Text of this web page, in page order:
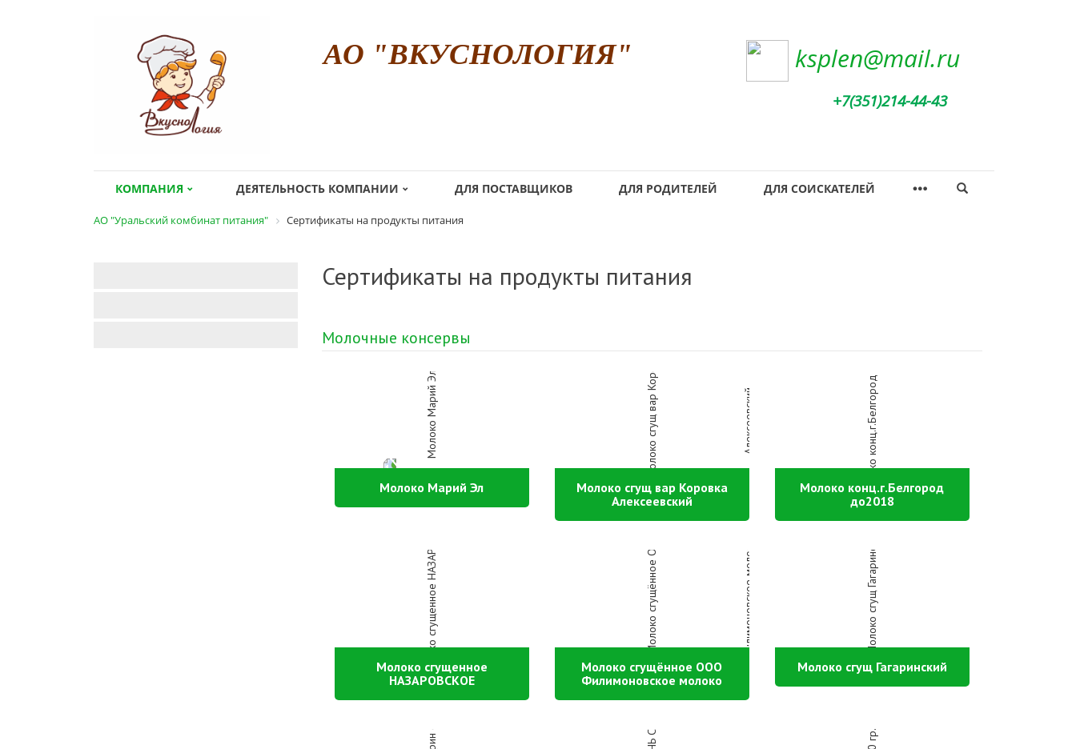
АО "ВКУСНОЛОГИЯ" ksplen@mail.ru
+7(351)214-44-43
КОМПАНИЯ ДЕЯТЕЛЬНОСТЬ КОМПАНИИ ДЛЯ ПОСТАВЩИКОВ ДЛЯ РОДИТЕЛЕЙ ДЛЯ СОИСКАТЕЛЕЙ
АО "Уральский комбинат питания" Сертификаты на продукты питания
Сертификаты на продукты питания
Молочные консервы
Молоко Марий Эл
Молоко сгущ вар Коровка
Алексеевский
Молоко конц.г.Белгород
до2018
Молоко сгущенное
НАЗАРОВСКОЕ
Молоко сгущённое ООО
Филимоновское молоко
Молоко сгущ Гагаринский